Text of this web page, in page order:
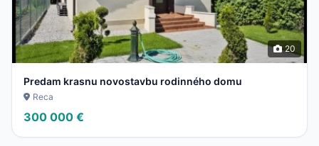
20
Predam krasnu novostavbu rodinného domu
Reca
300 000 €